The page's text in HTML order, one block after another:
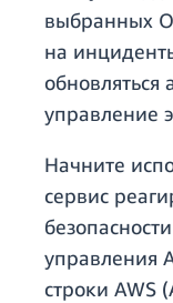
выбранных
на
обновляться
управление
Начните
сервис
управления
строки AWS